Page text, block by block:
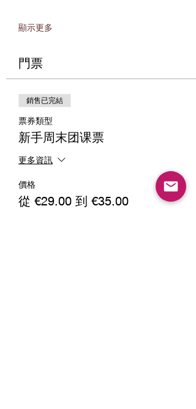
顯示更多
門票
銷售已完結
票券類型
新手周末团课票
更多資訊
價格
從 €29.00 到 €35.00